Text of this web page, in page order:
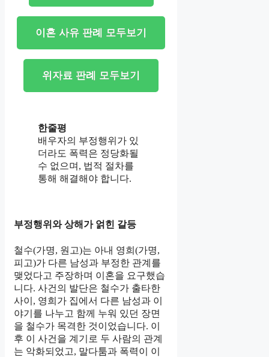
이혼 사유 판례 모두보기
위자료 판례 모두보기
한줄평
배우자의 부정행위가 있
더라도 폭력은 정당화될
수 없으며, 법적 절차를
통해 해결해야 합니다.
부정행위와 상해가 얽힌 갈등
철수(가명, 원고)는 아내 영희(가명,
피고)가 다른 남성과 부정한 관계를
맺었다고 주장하며 이혼을 요구했습
니다. 사건의 발단은 철수가 출타한
사이, 영희가 집에서 다른 남성과 이
야기를 나누고 함께 누워 있던 장면
을 철수가 목격한 것이었습니다. 이
후 이 사건을 계기로 두 사람의 관계
는 악화되었고, 말다툼과 폭력이 이